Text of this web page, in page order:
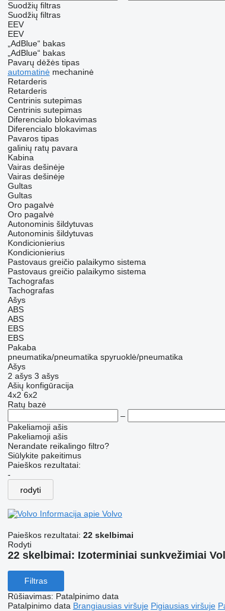
Suodžių filtras
Suodžių filtras
EEV
EEV
„AdBlue“ bakas
„AdBlue“ bakas
Pavarų dėžės tipas
automatinė mechaninė
Retarderis
Retarderis
Centrinis sutepimas
Centrinis sutepimas
Diferencialo blokavimas
Diferencialo blokavimas
Pavaros tipas
galinių ratų pavara
Kabina
Vairas dešinėje
Vairas dešinėje
Gultas
Gultas
Oro pagalvė
Oro pagalvė
Autonominis šildytuvas
Autonominis šildytuvas
Kondicionierius
Kondicionierius
Pastovaus greičio palaikymo sistema
Pastovaus greičio palaikymo sistema
Tachografas
Tachografas
Ašys
ABS
ABS
EBS
EBS
Pakaba
pneumatika/pneumatika spyruoklė/pneumatika
Ašys
2 ašys 3 ašys
Ašių konfigūracija
4x2 6x2
Ratų bazė
–
Pakeliamoji ašis
Pakeliamoji ašis
Nerandate reikalingo filtro?
Siūlykite pakeitimus
Paieškos rezultatai:
-
rodyti
Informacija apie Volvo
Paieškos rezultatai: 22 skelbimai
Rodyti
22 skelbimai: Izoterminiai sunkvežimiai
Filtras
Rūšiavimas: Patalpinimo data
Patalpinimo data Brangiausias viršuje Pigiausias viršuje